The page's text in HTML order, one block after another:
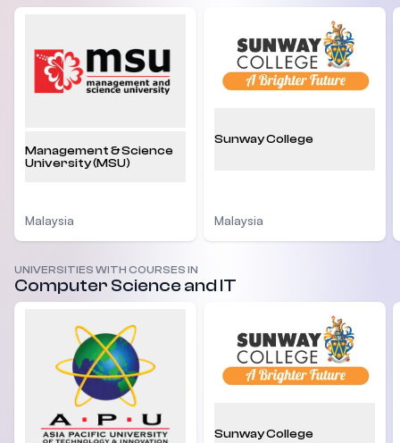
Management & Science
University (MSU)
Malaysia
Sunway College
Malaysia
UNIVERSITIES WITH COURSES IN
Computer Science and IT
Sunway College